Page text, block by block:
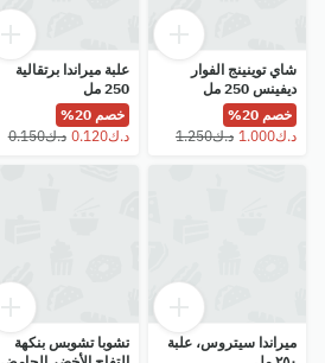
شاي توينينج الفوار
ديفينس 250 مل
خصم 20%
علبة ميراندا برتقالية
250 مل
خصم 20%
⁦د.ك0.120⁩
⁦د.ك0.150⁩
ميراندا سيتروس، علبة
تشوبا تشوبس بنكهة